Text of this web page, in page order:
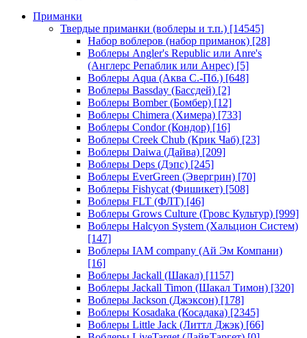
Приманки
Твердые приманки (воблеры и т.п.) [14545]
Набор воблеров (набор приманок) [28]
Воблеры Angler's Republic или Anre's
(Англерс Репаблик или Анрес) [5]
Воблеры Aqua (Аква С.-Пб.) [648]
Воблеры Bassday (Бассдей) [2]
Воблеры Bomber (Бомбер) [12]
Воблеры Chimera (Химера) [733]
Воблеры Condor (Кондор) [16]
Воблеры Creek Chub (Крик Чаб) [23]
Воблеры Daiwa (Дайва) [209]
Воблеры Deps (Дэпс) [245]
Воблеры EverGreen (Эвергрин) [70]
Воблеры Fishycat (Фишикет) [508]
Воблеры FLT (ФЛТ) [46]
Воблеры Grows Culture (Гровс Культур) [999]
Воблеры Halcyon System (Хальцион Систем)
[147]
Воблеры IAM company (Ай Эм Компани)
[16]
Воблеры Jackall (Шакал) [1157]
Воблеры Jackall Timon (Шакал Тимон) [320]
Воблеры Jackson (Джэксон) [178]
Воблеры Kosadaka (Косадака) [2345]
Воблеры Little Jack (Литтл Джэк) [66]